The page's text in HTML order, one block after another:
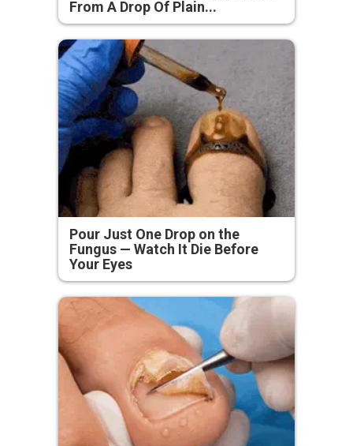
From A Drop Of Plain...
Pour Just One Drop on the
Fungus — Watch It Die Before
Your Eyes